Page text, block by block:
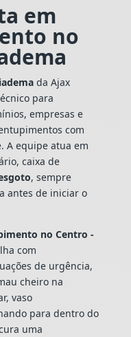
em
no
da Ajax
para
empresas e
com
A equipe atua em
caixa de
, sempre
antes de iniciar o
no Centro -
com
de urgência,
cheiro na
vaso
para dentro do
uma